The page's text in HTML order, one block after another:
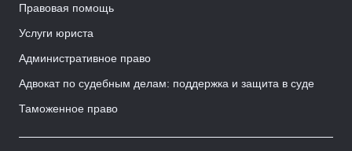
Правовая помощь
Услуги юриста
Административное право
Адвокат по судебным делам: поддержка и защита в суде
Таможенное право